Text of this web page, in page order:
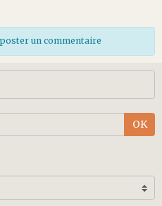
un commentaire
OK